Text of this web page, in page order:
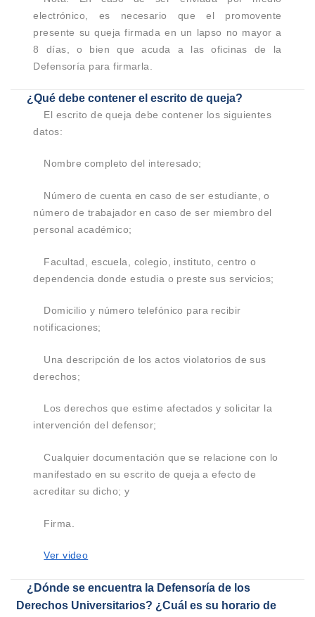
electrónico, es necesario que el promovente
presente su queja firmada en un lapso no mayor a
8 días, o bien que acuda a las oficinas de la
Defensoría para firmarla.
¿Qué debe contener el escrito de queja?
El escrito de queja debe contener los siguientes
datos:
Nombre completo del interesado;
Número de cuenta en caso de ser estudiante, o
número de trabajador en caso de ser miembro del
personal académico;
Facultad, escuela, colegio, instituto, centro o
dependencia donde estudia o preste sus servicios;
Domicilio y número telefónico para recibir
notificaciones;
Una descripción de los actos violatorios de sus
derechos;
Los derechos que estime afectados y solicitar la
intervención del defensor;
Cualquier documentación que se relacione con lo
manifestado en su escrito de queja a efecto de
acreditar su dicho; y
Firma.
Ver video
¿Dónde se encuentra la Defensoría de los
Derechos Universitarios? ¿Cuál es su horario de